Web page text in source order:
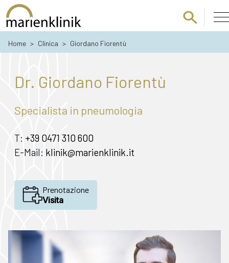
Passa al contenuto principale
Home > Clinica > Giordano Fiorentù
Dr. Giordano Fiorentù
Specialista in pneumologia
T: +39 0471 310 600
E-Mail: klinik@marienklinik.it
Prenotazione
Visita